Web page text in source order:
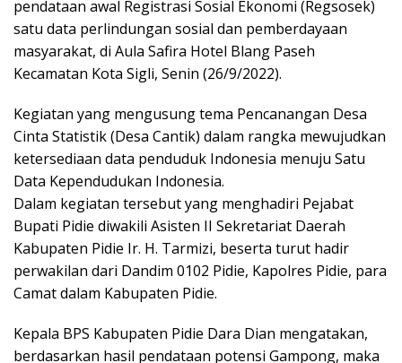
pendataan awal Registrasi Sosial Ekonomi (Regsosek)
satu data perlindungan sosial dan pemberdayaan
masyarakat, di Aula Safira Hotel Blang Paseh
Kecamatan Kota Sigli, Senin (26/9/2022).
Kegiatan yang mengusung tema Pencanangan Desa
Cinta Statistik (Desa Cantik) dalam rangka mewujudkan
ketersediaan data penduduk Indonesia menuju Satu
Data Kependudukan Indonesia.
Dalam kegiatan tersebut yang menghadiri Pejabat
Bupati Pidie diwakili Asisten II Sekretariat Daerah
Kabupaten Pidie Ir. H. Tarmizi, beserta turut hadir
perwakilan dari Dandim 0102 Pidie, Kapolres Pidie, para
Camat dalam Kabupaten Pidie.
Kepala BPS Kabupaten Pidie Dara Dian mengatakan,
berdasarkan hasil pendataan potensi Gampong, maka